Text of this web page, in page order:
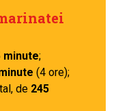
minute;
(4 ore);
de 245